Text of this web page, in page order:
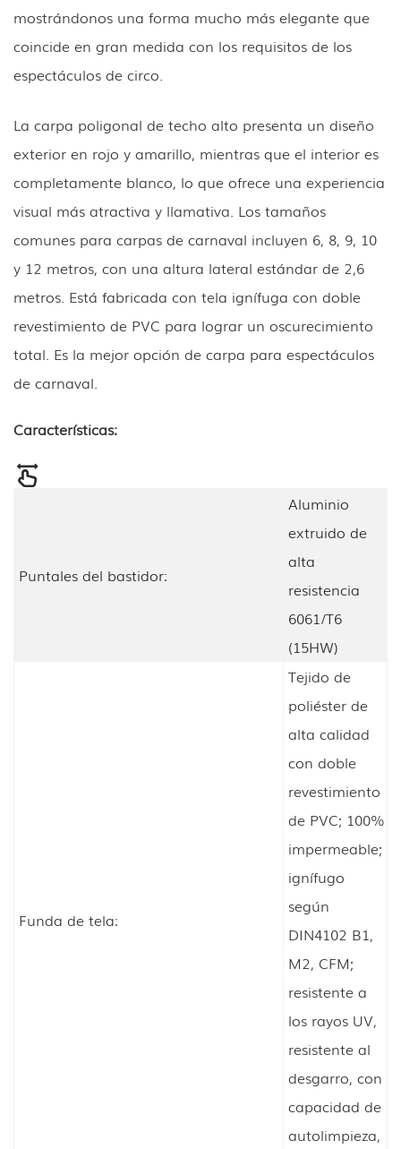
mostrándonos una forma mucho más elegante que
coincide en gran medida con los requisitos de los
espectáculos de circo.
La carpa poligonal de techo alto presenta un diseño
exterior en rojo y amarillo, mientras que el interior es
completamente blanco, lo que ofrece una experiencia
visual más atractiva y llamativa. Los tamaños
comunes para carpas de carnaval incluyen 6, 8, 9, 10
y 12 metros, con una altura lateral estándar de 2,6
metros. Está fabricada con tela ignífuga con doble
revestimiento de PVC para lograr un oscurecimiento
total. Es la mejor opción de carpa para espectáculos
de carnaval.
Características:
Puntales del bastidor:
Aluminio
extruido de
alta
resistencia
6061/T6
(15HW)
Funda de tela:
Tejido de
poliéster de
alta calidad
con doble
revestimiento
de PVC; 100%
impermeable;
ignífugo
según
DIN4102 B1,
M2, CFM;
resistente a
los rayos UV,
resistente al
desgarro, con
capacidad de
autolimpieza,